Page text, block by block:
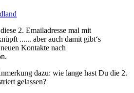
2. Emailadresse mal mit
...... aber auch damit gibt‘s
Kontakte nach
dazu: wie lange hast Du die 2.
gelassen?